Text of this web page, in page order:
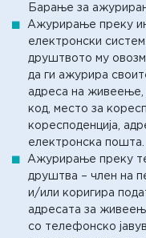
Барање за
Ажурирање преку
електронски
друштвото му
да ги ажурира
адреса на
код, место за
коресподенција,
електронска пошта.
Ажурирање преку
друштва – член на
и/или коригира
адресата за
со телефонско